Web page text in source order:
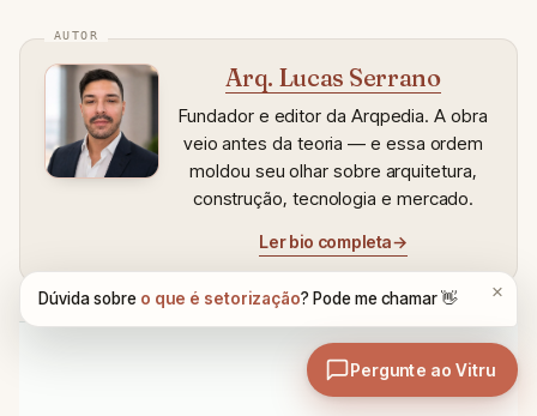
Arq. Lucas Serrano
Fundador e editor da Arqpedia. A obra
veio antes da teoria — e essa ordem
moldou seu olhar sobre arquitetura,
construção, tecnologia e mercado.
Ler bio completa→